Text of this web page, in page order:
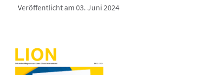
Veröffentlicht am 03. Juni 2024